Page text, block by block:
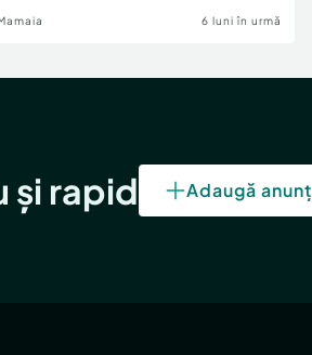
6 luni în urmă
și rapid Adaugă anunț